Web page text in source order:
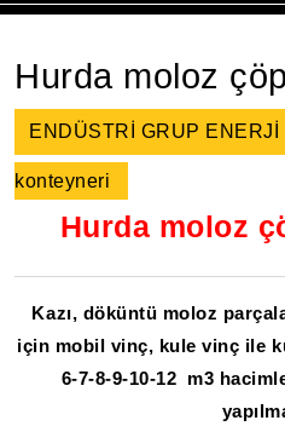
Hurda moloz
ENDÜSTRİ GRUP ENERJİ
konteyneri
Hurda moloz
Kazı, döküntü moloz
için mobil vinç, kule vinç ile
6-7-8-9-10-12 m3